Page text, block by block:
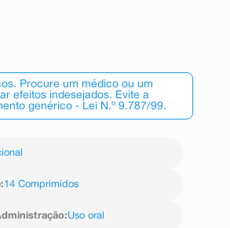
Procure um médico ou um
efeitos indesejados. Evite a
genérico - Lei N.º 9.787/99.
:14 Comprimidos
:Uso oral